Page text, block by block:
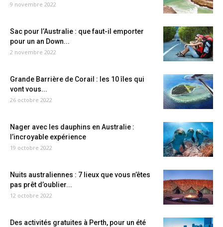
9 novembre 2022
Sac pour l’Australie : que faut-il emporter
pour un an Down...
2 novembre 2022
Grande Barrière de Corail : les 10 îles qui
vont vous...
26 octobre 2022
Nager avec les dauphins en Australie :
l’incroyable expérience
19 octobre 2022
Nuits australiennes : 7 lieux que vous n’êtes
pas prêt d’oublier...
12 octobre 2022
Des activités gratuites à Perth, pour un été